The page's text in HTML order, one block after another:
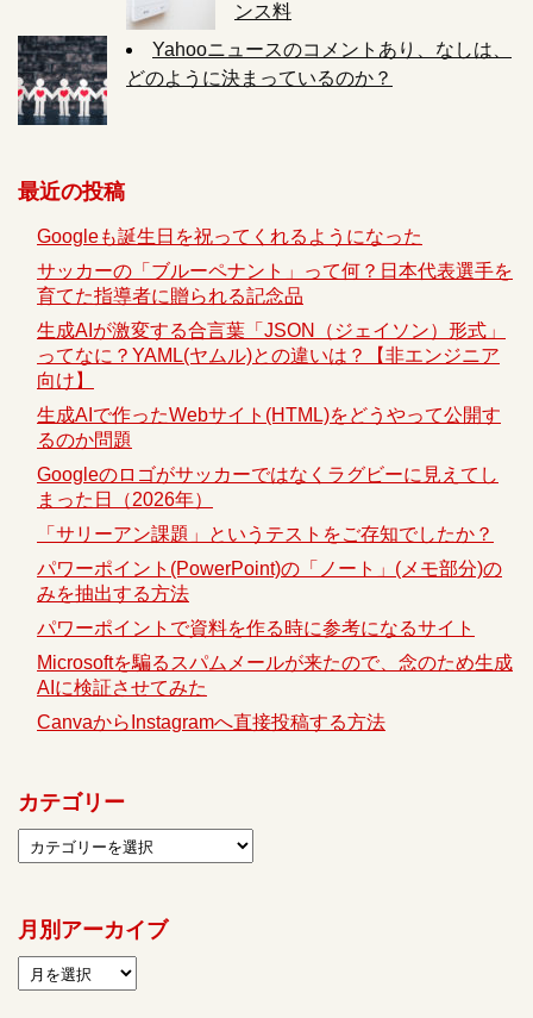
ンス料
Yahooニュースのコメントあり、なしは、
どのように決まっているのか？
最近の投稿
Googleも誕生日を祝ってくれるようになった
サッカーの「ブルーペナント」って何？日本代表選手を
育てた指導者に贈られる記念品
生成AIが激変する合言葉「JSON（ジェイソン）形式」
ってなに？YAML(ヤムル)との違いは？【非エンジニア
向け】
生成AIで作ったWebサイト(HTML)をどうやって公開す
るのか問題
Googleのロゴがサッカーではなくラグビーに見えてし
まった日（2026年）
「サリーアン課題」というテストをご存知でしたか？
パワーポイント(PowerPoint)の「ノート」(メモ部分)の
みを抽出する方法
パワーポイントで資料を作る時に参考になるサイト
Microsoftを騙るスパムメールが来たので、念のため生成
AIに検証させてみた
CanvaからInstagramへ直接投稿する方法
カテゴリー
月別アーカイブ